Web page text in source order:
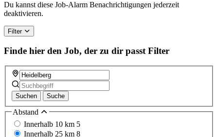
Du kannst diese Job-Alarm Benachrichtigungen jederzeit
deaktivieren.
Filter
Finde hier den Job, der zu dir passt Filter
Suchen Suche
Abstand
Innerhalb 10 km 5
Innerhalb 25 km 8